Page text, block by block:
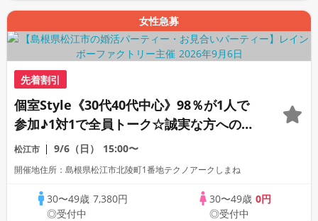
女性急募
先着割引
個室Style《30代40代中心》98％が1人で
参加♪1対1で全員トーク☆誠実な方への婚
活パーティー
松江市 9/6（日） 15:00〜
開催地住所：島根県松江市北陵町1番地テクノアークしまね
30〜49歳 7,380円
◎受付中
30〜49歳 0円
◎受付中